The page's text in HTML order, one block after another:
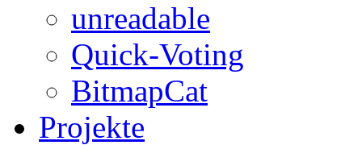
unreadable
Quick-Voting
BitmapCat
Projekte